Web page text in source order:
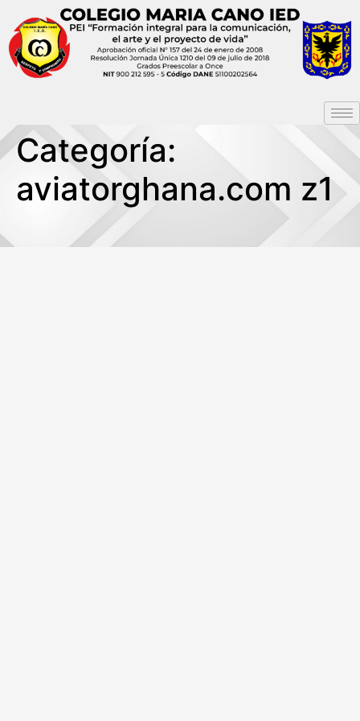
Categoría:
aviatorghana.com z1